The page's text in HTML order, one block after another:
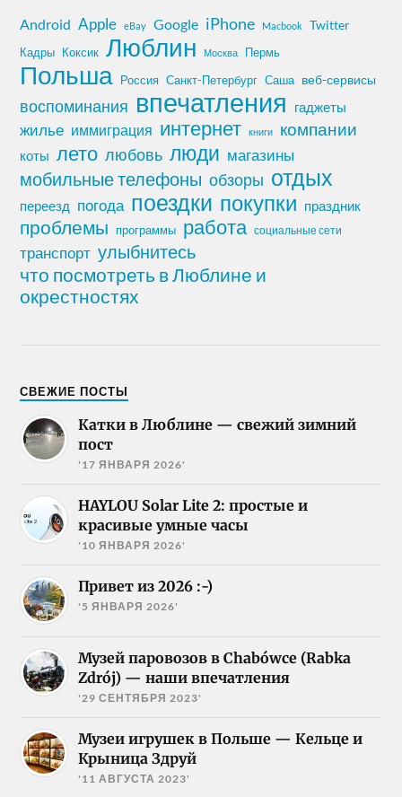
Android Apple eBay Google iPhone Macbook Twitter
Кадры Коксик Люблин Москва Пермь
Польша Россия Санкт-Петербург Саша веб-сервисы
воспоминания впечатления гаджеты
жилье иммиграция интернет книги компании
коты лето любовь люди магазины
мобильные телефоны обзоры отдых
переезд погода поездки покупки праздник
проблемы программы работа социальные сети
транспорт улыбнитесь
что посмотреть в Люблине и
окрестностях
СВЕЖИЕ ПОСТЫ
Катки в Люблине — свежий зимний
пост
'17 ЯНВАРЯ 2026'
HAYLOU Solar Lite 2: простые и
красивые умные часы
'10 ЯНВАРЯ 2026'
Привет из 2026 :-)
'5 ЯНВАРЯ 2026'
Музей паровозов в Chabówce (Rabka
Zdrój) — наши впечатления
'29 СЕНТЯБРЯ 2023'
Музеи игрушек в Польше — Кельце и
Крыница Здруй
'11 АВГУСТА 2023'